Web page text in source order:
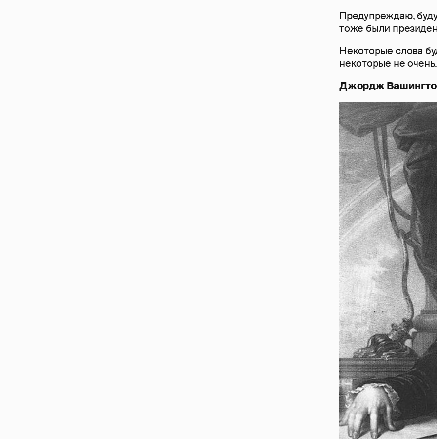
Предупреждаю,
тоже были
Некоторые слова
некоторые не
Джордж